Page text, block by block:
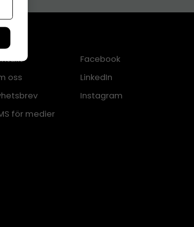
oss
för medier
Facebook
LinkedIn
Instagram